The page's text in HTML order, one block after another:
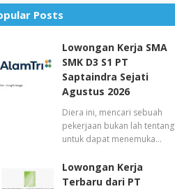
Posts
Lowongan Kerja SMA
SMK D3 S1 PT
Saptaindra Sejati
Agustus 2026
Diera ini, mencari sebuah
pekerjaan bukan lah tentang
untuk dapat menemuka…
Lowongan Kerja
Terbaru dari PT